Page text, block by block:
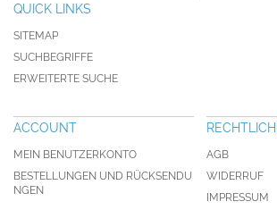
QUICK LINKS
SITEMAP
SUCHBEGRIFFE
ERWEITERTE SUCHE
ACCOUNT
MEIN BENUTZERKONTO
BESTELLUNGEN UND RÜCKSENDU
NGEN
AGB
WIDERRUF
IMPRESSUM